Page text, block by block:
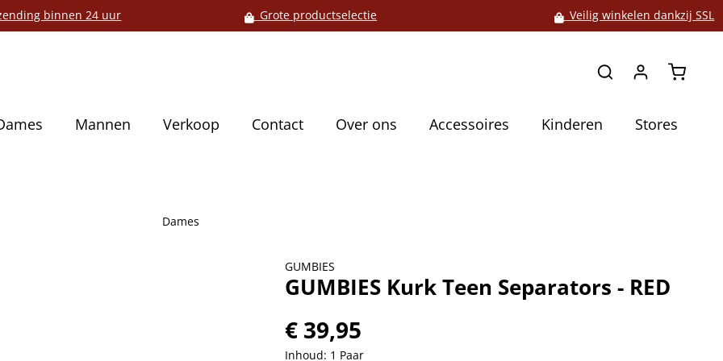
binnen 24 uur Grote productselectie Veilig winkelen dankzij SSL
Mannen Verkoop Contact Over ons Accessoires Kinderen Stores
Dames
GUMBIES
GUMBIES Kurk Teen Separators - RED
€ 39,95
Inhoud: 1 Paar